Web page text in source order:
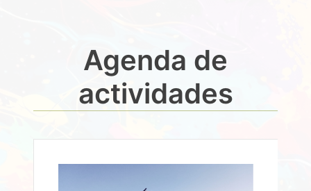
Agenda de
actividades